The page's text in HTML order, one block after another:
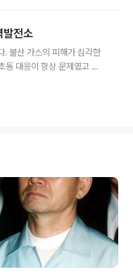
알라딘
보고
다. 바
르겠
발전소
. 불산 가스의 피해가 심각한
동 대응이 항상 문제였고 그
장되니 핵발전소는 안전
는 박노자의 말이 더 가슴
자극적인 냄새가 있